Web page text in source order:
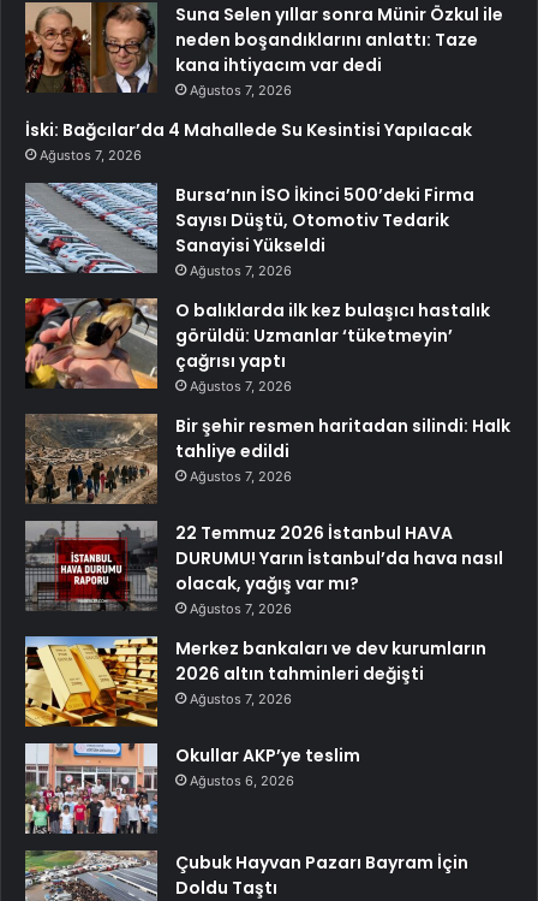
Suna Selen yıllar sonra Münir Özkul ile
neden boşandıklarını anlattı: Taze
kana ihtiyacım var dedi
Ağustos 7, 2026
İski: Bağcılar’da 4 Mahallede Su Kesintisi Yapılacak
Ağustos 7, 2026
Bursa’nın İSO İkinci 500’deki Firma
Sayısı Düştü, Otomotiv Tedarik
Sanayisi Yükseldi
Ağustos 7, 2026
O balıklarda ilk kez bulaşıcı hastalık
görüldü: Uzmanlar ‘tüketmeyin’
çağrısı yaptı
Ağustos 7, 2026
Bir şehir resmen haritadan silindi: Halk
tahliye edildi
Ağustos 7, 2026
22 Temmuz 2026 İstanbul HAVA
DURUMU! Yarın İstanbul’da hava nasıl
olacak, yağış var mı?
Ağustos 7, 2026
Merkez bankaları ve dev kurumların
2026 altın tahminleri değişti
Ağustos 7, 2026
Okullar AKP’ye teslim
Ağustos 6, 2026
Çubuk Hayvan Pazarı Bayram İçin
Doldu Taştı